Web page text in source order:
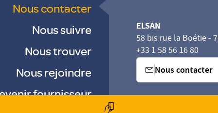
Nous contacter
Nous suivre
Nous trouver
Nous rejoindre
fournisseur
ELSAN
58 bis rue la Boétie -
+33 1 58 56 16 80
Nous contacter